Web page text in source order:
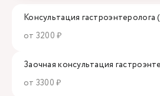
Консультация гастроэнтеролога
от 3200 ₽
Заочная консультация
от 3300 ₽